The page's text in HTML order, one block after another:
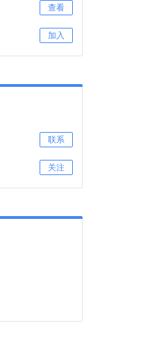
查看
加入
联系
关注